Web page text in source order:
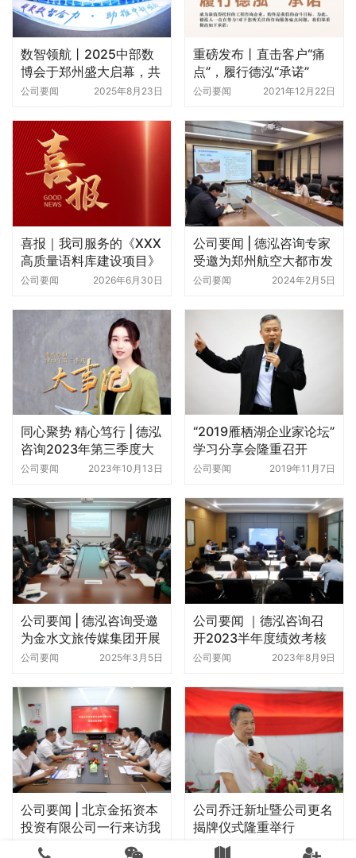
数智领航丨2025中部数
博会于郑州盛大启幕，共
襄数字经济发展新篇章
公司要闻 2025年8月23日
重磅发布丨直击客户“痛
点”，履行德泓“承诺”
公司要闻 2021年12月22日
喜报｜我司服务的《XXX
高质量语料库建设项目》
成功入围2025年河南省
目拟支持项目名单
公司要闻 2026年6月30日
公司要闻 | 德泓咨询专家
受邀为郑州航空大都市发
展集团做地方政府专项债
公司要闻 2024年2月5日
同心聚势 精心笃行 | 德泓
咨询2023年第三季度大
事记
公司要闻 2023年10月13日
“2019雁栖湖企业家论坛”
学习分享会隆重召开
公司要闻 2019年11月7日
公司要闻 | 德泓咨询受邀
为金水文旅传媒集团开展
地方政府专项债项目谋划
公司要闻 2025年3月5日
公司要闻 ｜德泓咨询召
开2023半年度绩效考核
暨头脑风暴会
公司要闻 2023年8月9日
公司要闻 | 北京金拓资本
投资有限公司一行来访我
司考察交流
公司要闻 2023年8月17日
公司乔迁新址暨公司更名
揭牌仪式隆重举行
公司要闻 2019年6月6日